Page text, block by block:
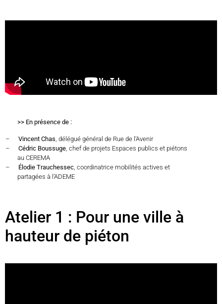
>> En présence de :
– Vincent Chas , délégué général de Rue de l’Avenir
–
Cédric Boussuge , chef de projets Espaces publics et piétons
au CEREMA
–
Élodie Trauchessec , coordinatrice mobilités actives et
partagées à l’ADEME
Atelier 1 : Pour une ville à
hauteur de piéton